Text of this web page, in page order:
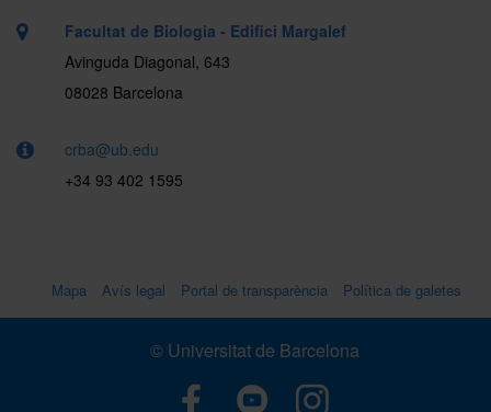
Facultat de Biologia - Edifici Margalef
Avinguda Diagonal, 643
08028 Barcelona
crba@ub.edu
+34 93 402 1595
Mapa Avís legal Portal de transparència Política de galetes
© Universitat de Barcelona